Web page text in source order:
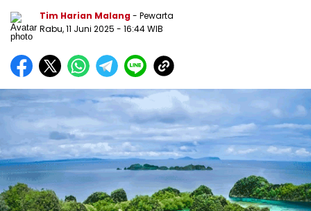
Tim Harian Malang- Pewarta
Rabu, 11 Juni 2025 - 16:44 WIB